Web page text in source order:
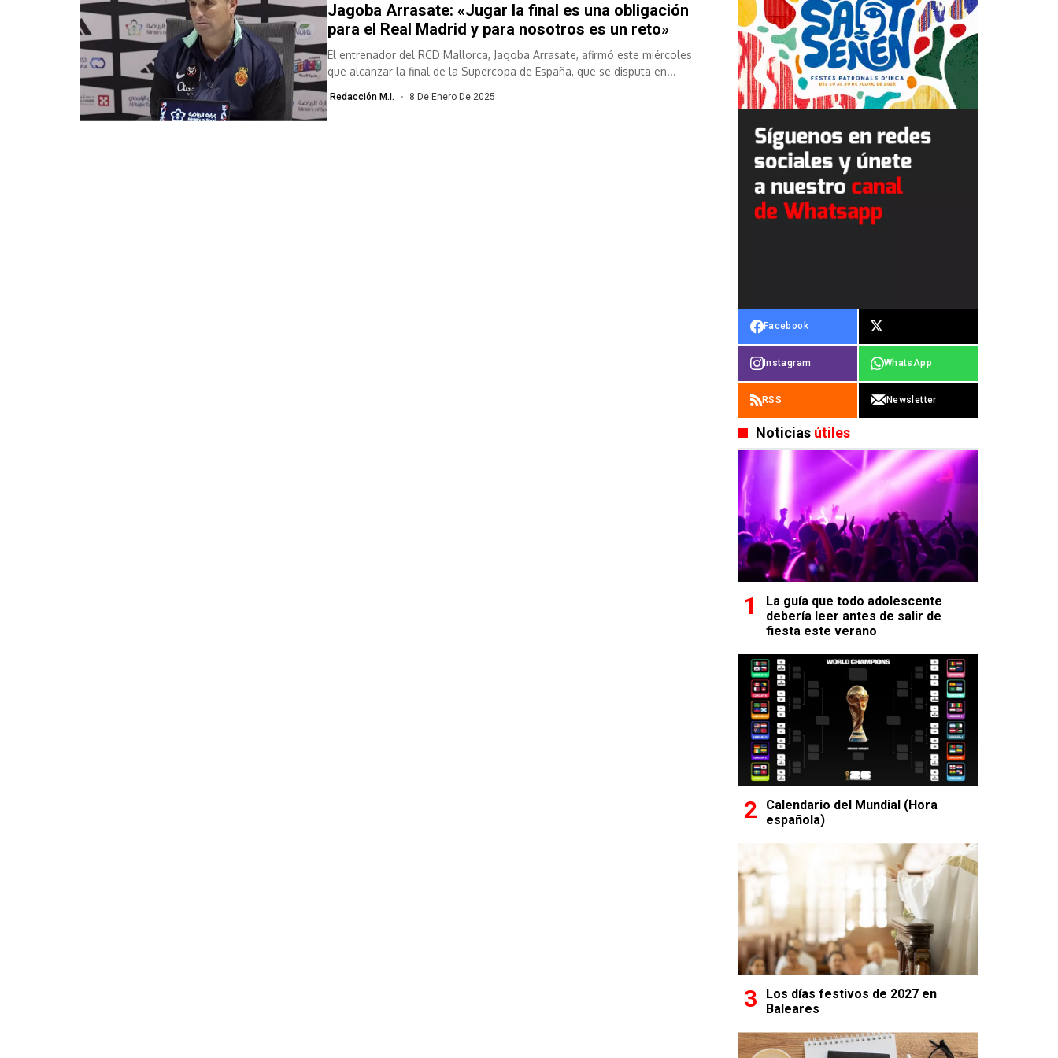
Jagoba Arrasate: «Jugar la final es una obligación
para el Real Madrid y para nosotros es un reto»
El entrenador del RCD Mallorca, Jagoba Arrasate, afirmó este miércoles
que alcanzar la final de la Supercopa de España, que se disputa en...
Redacción M.I. 8 De Enero De 2025
Facebook
Instagram WhatsApp
RSS Newsletter
Noticias útiles
La guía que todo adolescente
debería leer antes de salir de
fiesta este verano
Calendario del Mundial (Hora
española)
Los días festivos de 2027 en
Baleares